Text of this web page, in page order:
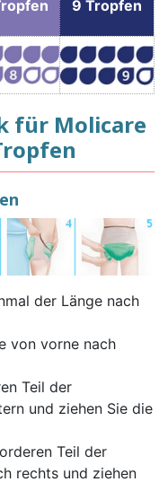
9 Tropfen
für Molicare
der Länge nach
von vorne nach
Teil der
und ziehen Sie die
Teil der
rechts und ziehen